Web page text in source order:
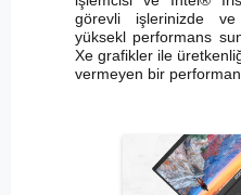
görevli işlerinizde
yüksekl performans
Xe grafikler ile
vermeyen bir